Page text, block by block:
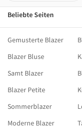
Beliebte Seiten
Gemusterte Blazer
Blazer Bluse
Samt Blazer
Blazer Petite
Sommerblazer
Moderne Blazer